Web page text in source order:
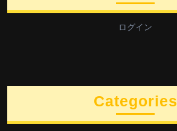
ログイン
Categories